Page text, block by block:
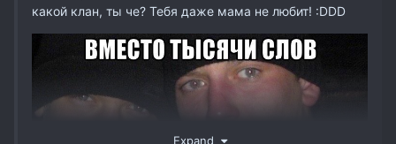
какой клан, ты че? Тебя даже мама не любит! :DDD
Expand